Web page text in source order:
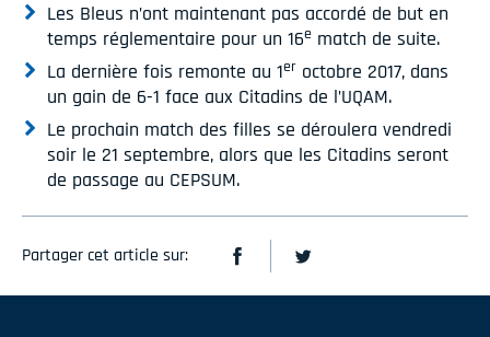
Les Bleus n’ont maintenant pas accordé de but en
temps réglementaire pour un 16ematch de suite.
La dernière fois remonte au 1eroctobre 2017, dans
un gain de 6-1 face aux Citadins de l’UQAM.
Le prochain match des filles se déroulera vendredi
soir le 21 septembre, alors que les Citadins seront
de passage au CEPSUM.
Partager cet article sur: